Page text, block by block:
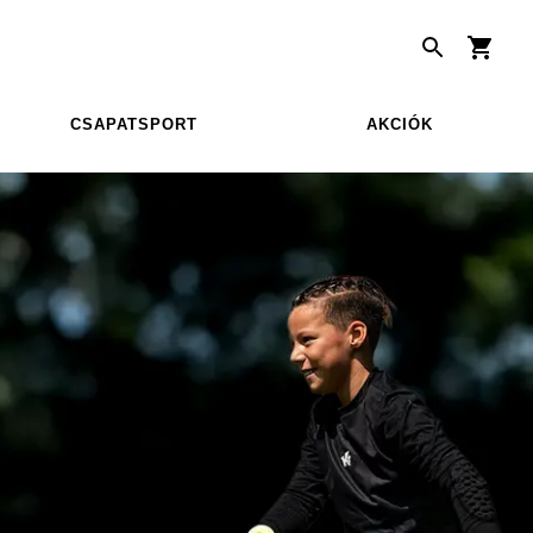
CSAPATSPORT AKCIÓK